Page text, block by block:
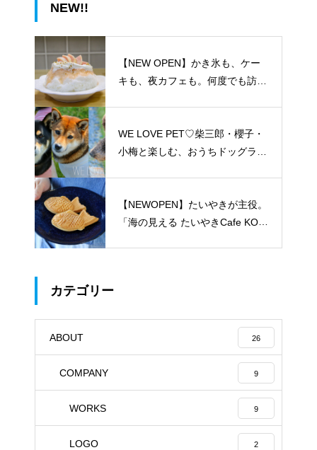
NEW!!
【NEW OPEN】かき氷も、ケー
キも、夜カフェも。何度でも訪れ
WE LOVE PET♡柴三郎・櫻子・
小梅と楽しむ、おうちドッグラン
【NEWOPEN】たいやきが主役。
「海の見える たいやきCafe KOM
カテゴリー
ABOUT 26
COMPANY 9
WORKS 9
LOGO 2